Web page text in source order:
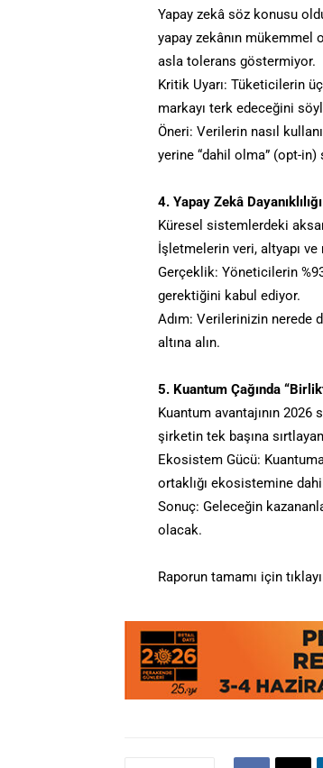
Yapay zekâ söz konusu
yapay zekânın mükemmel
asla tolerans göstermiyor.
Kritik Uyarı: Tüketicilerin
markayı terk edeceğini
Öneri: Verilerin nasıl
yerine “dahil olma” (opt-in)
4. Yapay Zekâ
Küresel sistemlerdeki
İşletmelerin veri, altyapı
Gerçeklik: Yöneticilerin
gerektiğini kabul ediyor.
Adım: Verilerinizin nerede
altına alın.
5. Kuantum Çağında
Kuantum avantajının
şirketin tek başına
Ekosistem Gücü:
ortaklığı ekosistemine
Sonuç: Geleceğin
olacak.
Raporun tamamı için